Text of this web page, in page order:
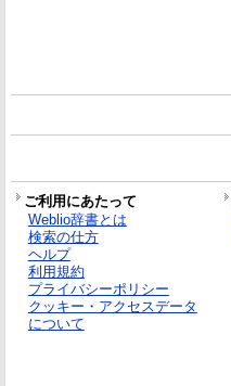
ご利用にあたって
Weblio辞書とは
検索の仕方
ヘルプ
利用規約
プライバシーポリシー
クッキー・アクセスデータ
について